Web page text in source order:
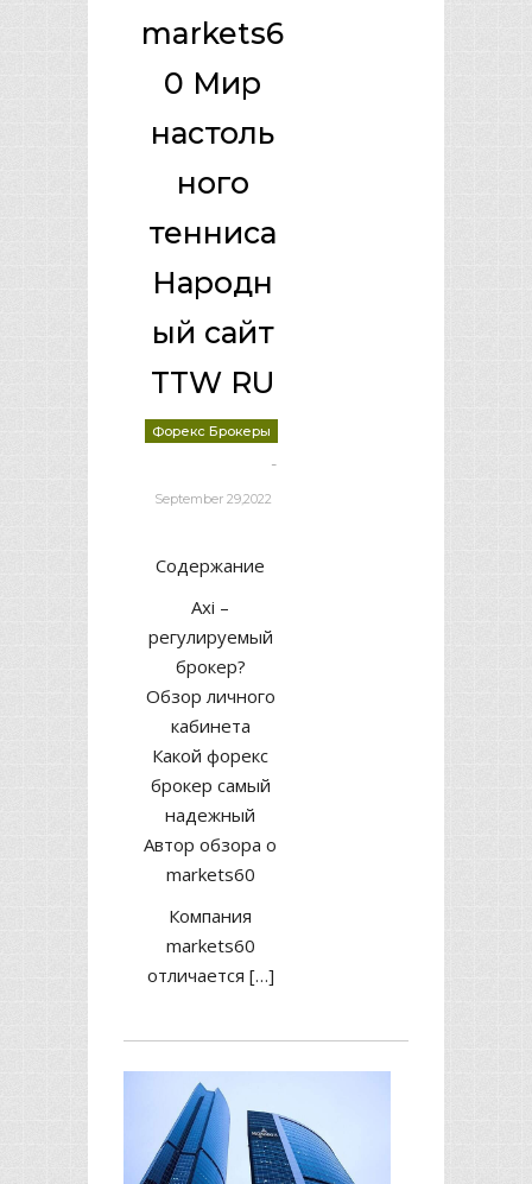
markets6
0 Мир
настоль
ного
тенниса
Народн
ый сайт
TTW RU
Форекс Брокеры
-
September 29,2022
Содержание
Axi –
регулируемый
брокер?
Обзор личного
кабинета
Какой форекс
брокер самый
надежный
Автор обзора о
markets60
Компания
markets60
отличается […]